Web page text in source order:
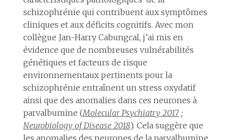
schizophrénie qui contribuent aux symptômes
cliniques et aux déficits cognitifs. Avec mon
collègue Jan-Harry Cabungcal, j’ai mis en
évidence que de nombreuses vulnérabilités
génétiques et facteurs de risque
environnementaux pertinents pour la
schizophrénie entraînent un stress oxydatif
ainsi que des anomalies dans ces neurones à
parvalbumine (Molecular Psychiatry 2017 ;
Neurobiology of Disease 2018). Cela suggère que
les anomalies des neurones de la parvalbumine